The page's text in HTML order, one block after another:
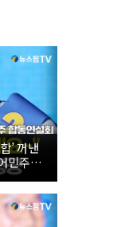
’ 꺼낸
민주당
회